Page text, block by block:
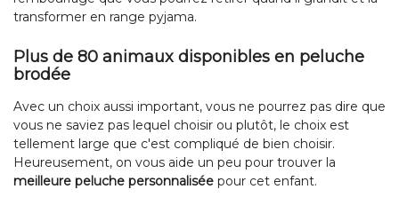
transformer en range pyjama.
Plus de 80 animaux disponibles en peluche
brodée
Avec un choix aussi important, vous ne pourrez pas dire que
vous ne saviez pas lequel choisir ou plutôt, le choix est
tellement large que c'est compliqué de bien choisir.
Heureusement, on vous aide un peu pour trouver la
meilleure peluche personnalisée pour cet enfant.